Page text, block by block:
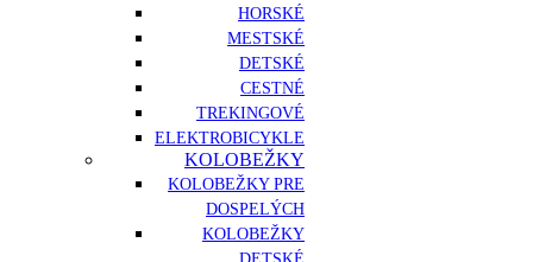
HORSKÉ
MESTSKÉ
DETSKÉ
CESTNÉ
TREKINGOVÉ
ELEKTROBICYKLE
KOLOBEŽKY
KOLOBEŽKY PRE
DOSPELÝCH
KOLOBEŽKY